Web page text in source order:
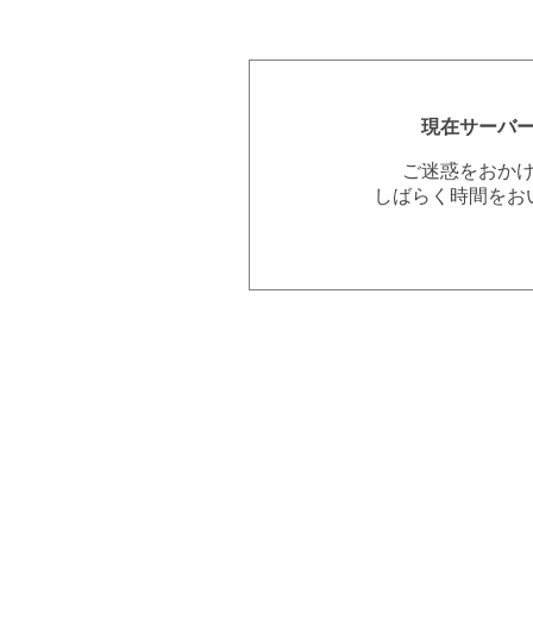
現在サーバ
ご迷惑をおか
しばらく時間を